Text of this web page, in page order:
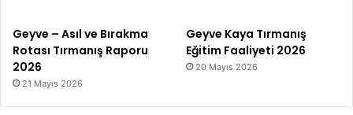
Geyve – Asıl ve Bırakma
Rotası Tırmanış Raporu
2026
21 Mayıs 2026
Geyve Kaya Tırmanış
Eğitim Faaliyeti 2026
20 Mayıs 2026